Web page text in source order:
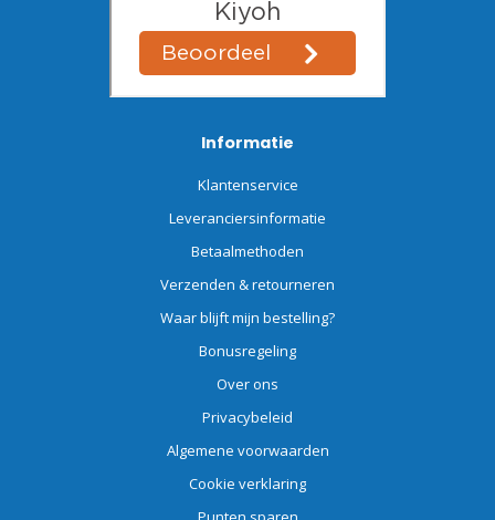
Informatie
Klantenservice
Leveranciersinformatie
Betaalmethoden
Verzenden & retourneren
Waar blijft mijn bestelling?
Bonusregeling
Over ons
Privacybeleid
Algemene voorwaarden
Cookie verklaring